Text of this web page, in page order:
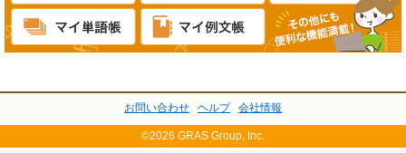
お問い合わせ ヘルプ 会社情報
©2026 GRAS Group, Inc.